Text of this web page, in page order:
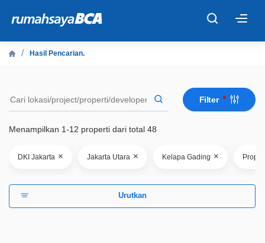
Cari Tahu
Fitur Unggulan
Hasil Pencarian.
Filter
Menampilkan 1-12 properti dari total 48
DKI Jakarta × Jakarta Utara × Kelapa Gading ×
Urutkan